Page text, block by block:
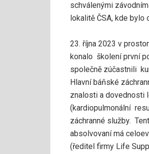
schválenými
lokalitě ČSA, kde bylo
23. října 2023 v
konalo školení první
společně zúčastnili
Hlavní báňské
znalosti a dovednosti
(kardiopulmonální
záchranné služby.
absolvovaní má
(ředitel firmy Life